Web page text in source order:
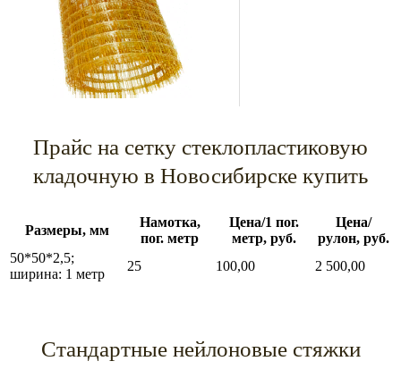
Прайс на сетку стеклопластиковую
кладочную в Новосибирске купить
Размеры, мм
Намотка,
пог. метр
Цена/1 пог.
метр, руб.
Цена/
рулон, руб.
50*50*2,5;
ширина: 1 метр
25 100,00 2 500,00
Стандартные нейлоновые стяжки